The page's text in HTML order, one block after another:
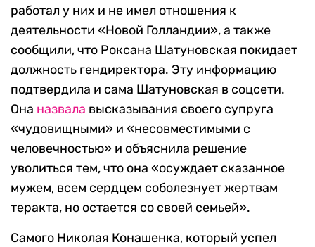
работал у них и не имел отношения к
деятельности «Новой Голландии», а также
сообщили, что Роксана Шатуновская покидает
должность гендиректора. Эту информацию
подтвердила и сама Шатуновская в соцсети.
Она назвала высказывания своего супруга
«чудовищными» и «несовместимыми с
человечностью» и объяснила решение
уволиться тем, что она «осуждает сказанное
мужем, всем сердцем соболезнует жертвам
теракта, но остается со своей семьей».
Самого Николая Конашенка, который успел